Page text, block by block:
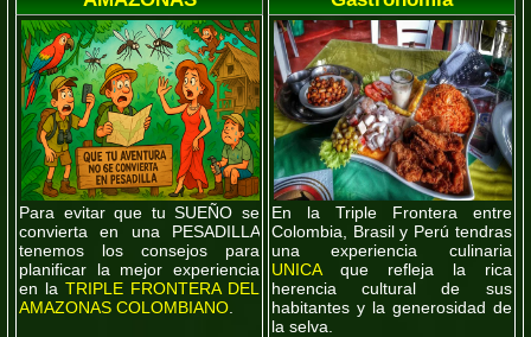
Para evitar que tuSUEÑO se
convierta en una PESADILLA
tenemos los consejos para
planificar la mejor experiencia
en laTRIPLE FRONTERA DEL
AMAZONAS COLOMBIANO
En la Triple Frontera entre
Colombia, Brasil y Perú tendras
una experiencia culinaria
UNICA
que refleja la rica
herencia cultural de sus
habitantes y la generosidad de
la selva.